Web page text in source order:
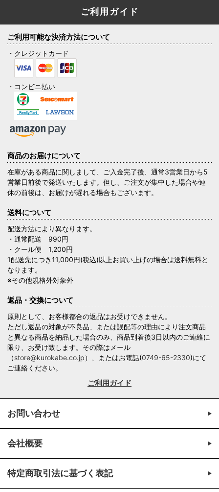
ご利用ガイド
ご利用可能な決済方法について
・クレジットカード
・コンビニ払い
商品のお届けについて
在庫がある商品に関しまして、ご入金完了後、通常3営業日から5
営業日前後で発送いたします。但し、ご注文が集中した場合や連
休の前後は、お届けが遅れる場合もございます。
送料について
配送方法により異なります。
・通常配送 990円
・クール便 1,200円
1配送先につき11,000円(税込)以上お買い上げの場合は送料無料と
なります。
※その他規格外対象外
返品・交換について
原則として、お客様都合の返品はお受けできません。
ただし返品の対象が不良品、または誤配等の理由により注文商品
と異なる商品を納品した場合のみ、商品到着後3日以内のご連絡に
限り、お受け致します。その際はメール
（store@kurokabe.co.jp）、またはお電話(0749-65-2330)にて
ご連絡ください。
ご利用ガイド
お問い合わせ
会社概要
特定商取引法に基づく表記